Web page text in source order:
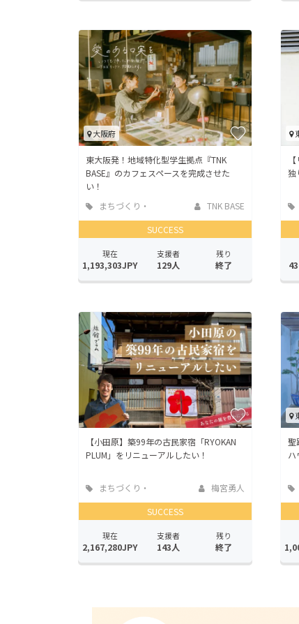
大阪府
東大阪発！地域特化型学生拠点『TNK
BASE』のカフェスペースを完成させた
い！
まちづくり・
地域活性化
TNK BASE
SUCCESS
現在
1,193,303JPY
支援者
129人
残り
終了
独
店
【小田原】築99年の古民家宿「RYOKAN
PLUM」をリニューアルしたい！
まちづくり・
地域活性化
梅宮勇人
SUCCESS
現在
2,167,280JPY
支援者
143人
残り
終了
聖
ハ
地